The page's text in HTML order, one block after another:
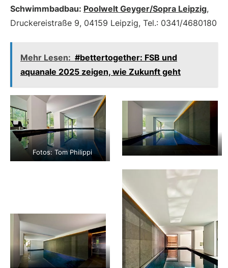
Schwimmbadbau: Poolwelt Geyger/Sopra Leipzig,
Druckereistraße 9, 04159 Leipzig, Tel.: 0341/4680180
Mehr Lesen: #bettertogether: FSB und
aquanale 2025 zeigen, wie Zukunft geht
Fotos: Tom Philippi